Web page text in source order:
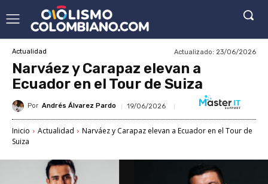
Actualidad Actualizado: 23/06/2026
Narváez y Carapaz elevan a
Ecuador en el Tour de Suiza
Por Andrés Álvarez Pardo 19/06/2026
Inicio Actualidad
Narváez y Carapaz elevan a Ecuador en el Tour de
Suiza